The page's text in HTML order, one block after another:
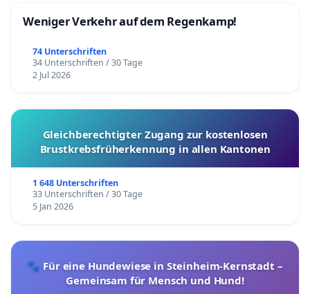
Weniger Verkehr auf dem Regenkamp!
74 Unterschriften
34 Unterschriften / 30 Tage
2 Jul 2026
Gleichberechtigter Zugang zur kostenlosen
Brustkrebsfrüherkennung in allen Kantonen
1 648 Unterschriften
33 Unterschriften / 30 Tage
5 Jan 2026
🐾 Für eine Hundewiese in Steinheim-Kernstadt –
Gemeinsam für Mensch und Hund!